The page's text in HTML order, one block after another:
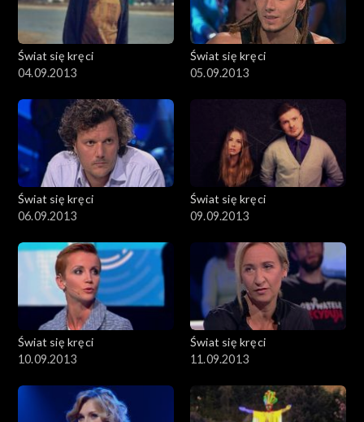
Świat się kręci
04.09.2013
Świat się kręci
05.09.2013
Świat się kręci
06.09.2013
Świat się kręci
09.09.2013
Świat się kręci
10.09.2013
Świat się kręci
11.09.2013